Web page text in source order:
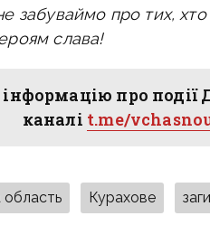
забуваймо про тих,
слава!
про події
каналі t.me/
область Курахове